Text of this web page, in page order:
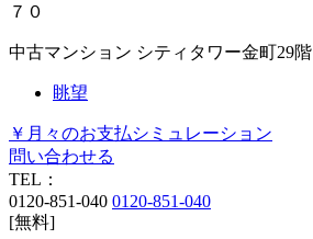
７０
中古マンション シティタワー金町29階
眺望
￥月々のお支払シミュレーション
問い合わせる
TEL：
0120-851-040 0120-851-040
[無料]